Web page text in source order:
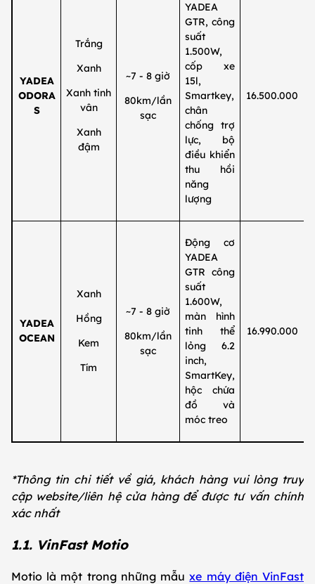
YADEA
ODORA
S
Trắng
Xanh
Xanh tinh
vân
Xanh
đậm
~7 - 8 giờ
80km/lần
sạc
YADEA
GTR, công
suất
1.500W,
cốp xe
15l,
Smartkey,
chân
chống trợ
lực, bộ
điều khiển
thu hồi
năng
lượng
16.500.000
YADEA
OCEAN
Xanh
Hồng
Kem
Tím
~7 - 8 giờ
80km/lần
sạc
Động cơ
YADEA
GTR công
suất
1.600W,
màn hình
tinh thể
lỏng 6.2
inch,
SmartKey,
hộc chứa
đồ và
móc treo
16.990.000
*Thông tin chi tiết về giá, khách hàng vui lòng truy
cập website/liên hệ cửa hàng để được tư vấn chính
xác nhất
1.1. VinFast Motio
Motio là một trong những mẫuxe máy điện VinFast